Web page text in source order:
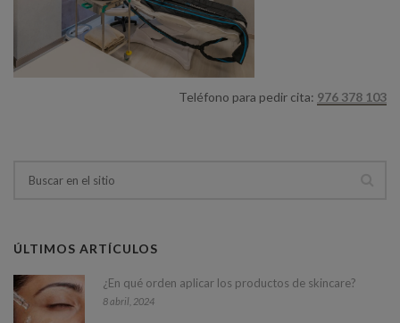
Teléfono para pedir cita: 976 378 103
ÚLTIMOS ARTÍCULOS
¿En qué orden aplicar los productos de skincare?
8 abril, 2024